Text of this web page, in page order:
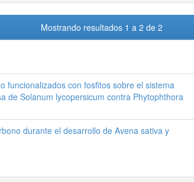
Mostrando resultados 1 a 2 de 2
funcionalizados con fosfitos sobre el sistema
de Solanum lycopersicum contra Phytophthora
durante el desarrollo de Avena sativa y